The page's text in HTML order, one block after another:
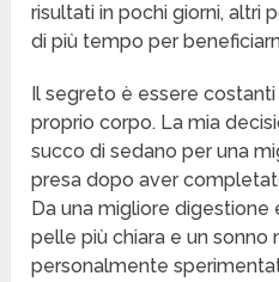
risultati in pochi giorni, altri
di più tempo per
Il segreto è essere
proprio corpo. La mia
succo di sedano per una
presa dopo aver
Da una migliore digestione
pelle più chiara e un sonno
personalmente